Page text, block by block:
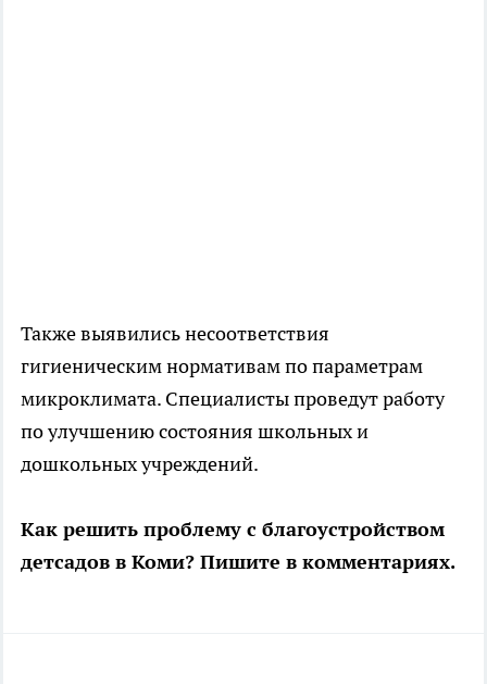
Также выявились несоответствия
гигиеническим нормативам по параметрам
микроклимата. Специалисты проведут работу
по улучшению состояния школьных и
дошкольных учреждений.
Как решить проблему с благоустройством
детсадов в Коми? Пишите в комментариях.